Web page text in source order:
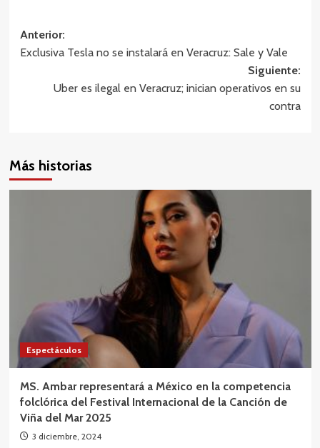
Navegación
de
entradas
Anterior:
Exclusiva Tesla no se instalará en Veracruz: Sale y Vale
Siguiente:
Uber es ilegal en Veracruz; inician operativos en su
contra
Más historias
Espectáculos
MS. Ambar representará a México en la competencia
folclórica del Festival Internacional de la Canción de
Viña del Mar 2025
3 diciembre, 2024